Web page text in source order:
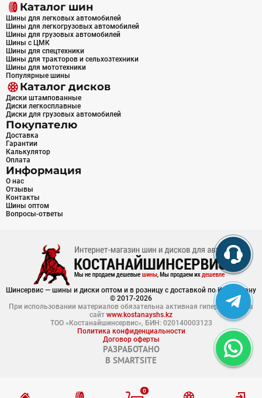
0
Каталог шин
Шины для легковых автомобилей
Шины для легкогрузовых автомобилей
Шины для грузовых автомобилей
Шины с ЦМК
Шины для спецтехники
Шины для тракторов и сельхозтехники
Шины для мототехники
Популярные шины
Каталог дисков
Диски штампованные
Диски легкосплавные
Диски для грузовых автомобилей
Покупателю
Доставка
Гарантии
Калькулятор
Оплата
Информация
О нас
Отзывы
Контакты
Шины оптом
Вопросы-ответы
Шинсервис — шины и диски оптом и в розницу с доставкой по Казахстану
© 2017-2026
При использовании материалов обязательна активная гиперссылка на
сайт www.kostanayshs.kz
ТОО «Костанайшинсервис», БИН: 020140003123
Политика конфиденциальности
Договор оферты
РАЗРАБОТАНО
В SMARTSITE